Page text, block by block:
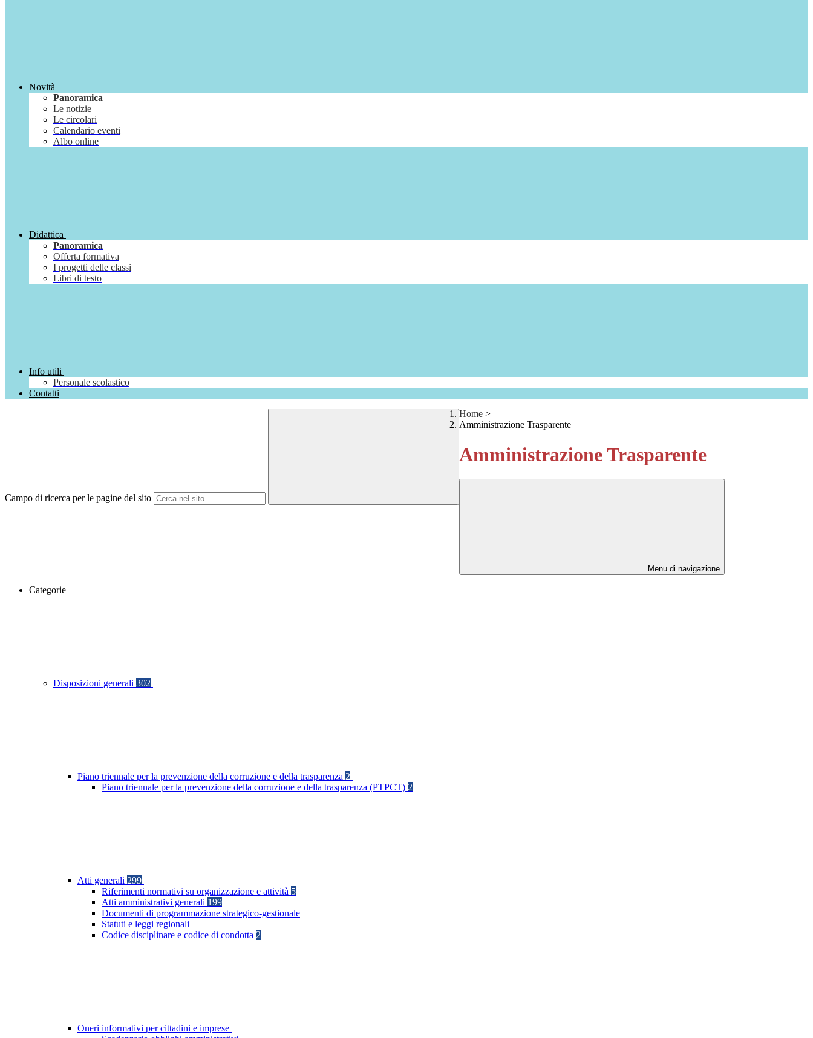
Novità
Panoramica
Le notizie
Le circolari
Calendario eventi
Albo online
Didattica
Panoramica
Offerta formativa
I progetti delle classi
Libri di testo
Info utili
Personale scolastico
Contatti
Campo di ricerca per le pagine del sito
Home >
Amministrazione Trasparente
Amministrazione Trasparente
Menu di navigazione
Categorie
Disposizioni generali 302
Piano triennale per la prevenzione della corruzione e della trasparenza 2
Piano triennale per la prevenzione della corruzione e della trasparenza (PTPCT) 2
Atti generali 299
Riferimenti normativi su organizzazione e attività 5
Atti amministrativi generali 199
Documenti di programmazione strategico-gestionale
Statuti e leggi regionali
Codice disciplinare e codice di condotta 2
Oneri informativi per cittadini e imprese